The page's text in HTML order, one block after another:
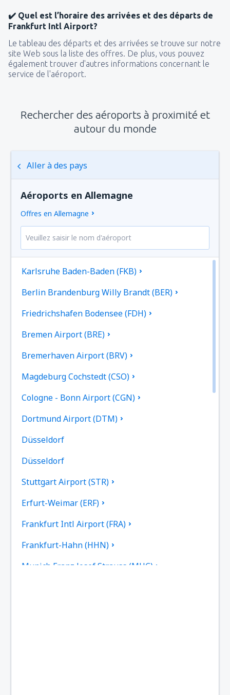
✔️ Quel est l’horaire des arrivées et des départs de
Frankfurt Intl Airport?
Le tableau des départs et des arrivées se trouve sur notre
site Web sous la liste des offres. De plus, vous pouvez
également trouver d'autres informations concernant le
service de l'aéroport.
Rechercher des aéroports à proximité et
autour du monde
Aller à des pays
Aéroports en Allemagne
Offres en Allemagne
Karlsruhe Baden-Baden (FKB)
Berlin Brandenburg Willy Brandt (BER)
Friedrichshafen Bodensee (FDH)
Bremen Airport (BRE)
Bremerhaven Airport (BRV)
Magdeburg Cochstedt (CSO)
Cologne - Bonn Airport (CGN)
Dortmund Airport (DTM)
Düsseldorf
Düsseldorf
Stuttgart Airport (STR)
Erfurt-Weimar (ERF)
Frankfurt Intl Airport (FRA)
Frankfurt-Hahn (HHN)
Munich Franz Josef Strauss (MUC)